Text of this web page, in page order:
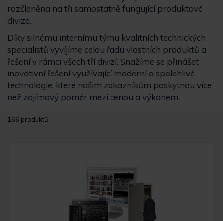
rozčleněna na tři samostatně fungující produktové
divize.
Díky silnému internímu týmu kvalitních technických
specialistů vyvíjíme celou řadu vlastních produktů a
řešení v rámci všech tří divizí. Snažíme se přinášet
inovativní řešení využívající moderní a spolehlivé
technologie, které našim zákazníkům poskytnou více
než zajímavý poměr mezi cenou a výkonem.
166 produktů